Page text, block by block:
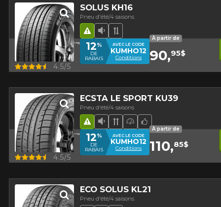
SOLUS KH16
Pneu d'été/4 saisons
Faible niveau sonore
Bande de roulement
Hasard routier
Aperçu 4.5/5
12%
DE
RABAIS
AVEC LE CODE
KUMHO12
Conditions
À partir de
90,95$
ECSTA LE SPORT KU39
Pneu d'été/4 saisons
Faible niveau sonore
Bande de roulement
Pneu haute
Choix de l'équipe
Hasard routier
Aperçu 4.5/5
12%
DE
RABAIS
AVEC LE CODE
KUMHO12
Conditions
À partir de
110,85$
ECO SOLUS KL21
Pneu d'été/4 saisons